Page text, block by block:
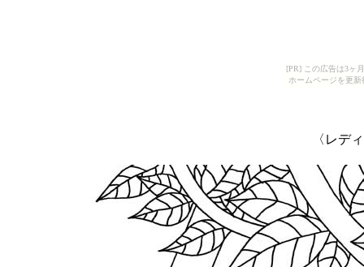
[PR] この広告は3ヶ
ホームページを更
〈レデ